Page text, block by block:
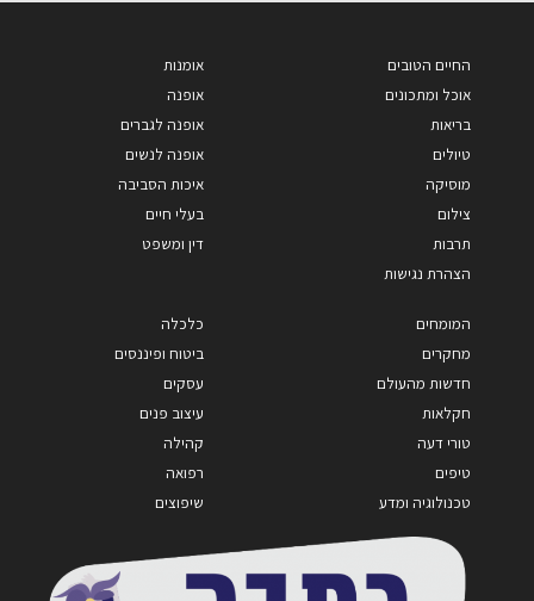
החיים הטובים
אוכל ומתכונים
בריאות
טיולים
מוסיקה
צילום
תרבות
הצהרת נגישות
אומנות
אופנה
אופנה לגברים
אופנה לנשים
איכות הסביבה
בעלי חיים
דין ומשפט
המומחים
מחקרים
חדשות מהעולם
חקלאות
טורי דעה
טיפים
טכנולוגיה ומדע
כלכלה
ביטוח ופיננסים
עסקים
עיצוב פנים
קהילה
רפואה
שיפוצים